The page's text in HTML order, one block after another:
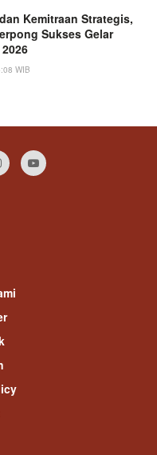
Kemitraan Strategis,
Sukses Gelar
WIB